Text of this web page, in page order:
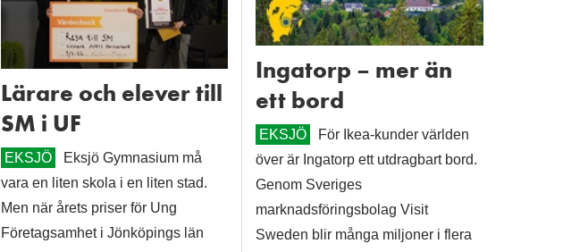
Lärare och elever till
SM i UF
EKSJÖ
Eksjö Gymnasium må
vara en liten skola i en liten stad.
Men när årets priser för Ung
Företagsamhet i Jönköpings län
Ingatorp – mer än
ett bord
EKSJÖ
För Ikea-kunder världen
över är Ingatorp ett utdragbart bord.
Genom Sveriges
marknadsföringsbolag Visit
Sweden blir många miljoner i flera